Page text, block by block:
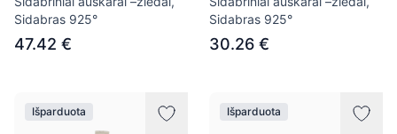
Sidabras 925°
47.42 €
Sidabras 925°
30.26 €
Išparduota Išparduota